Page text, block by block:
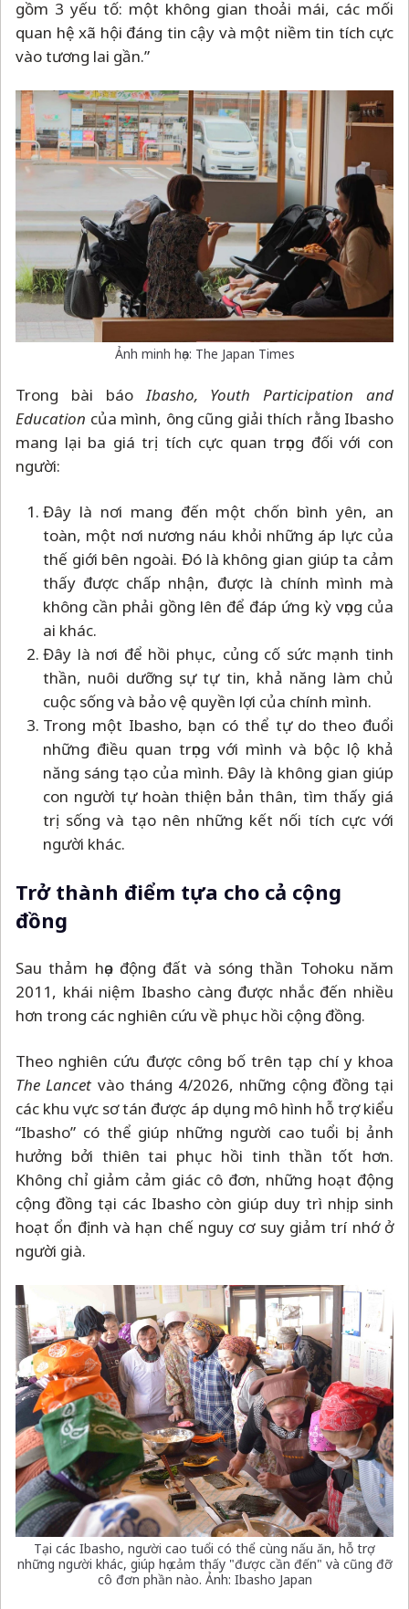
gồm 3 yếu tố: một không gian thoải mái, các mối
quan hệ xã hội đáng tin cậy và một niềm tin tích cực
vào tương lai gần.”
Ảnh minh họa: The Japan Times
Trong bài báoIbasho, Youth Participation and
Education của mình, ông cũng giải thích rằng Ibasho
mang lại ba giá trị tích cực quan trọng đối với con
người:
Đây là nơi mang đến một chốn bình yên, an
toàn, một nơi nương náu khỏi những áp lực của
thế giới bên ngoài. Đó là không gian giúp ta cảm
thấy được chấp nhận, được là chính mình mà
không cần phải gồng lên để đáp ứng kỳ vọng của
ai khác.
Đây là nơi để hồi phục, củng cố sức mạnh tinh
thần, nuôi dưỡng sự tự tin, khả năng làm chủ
cuộc sống và bảo vệ quyền lợi của chính mình.
Trong một Ibasho, bạn có thể tự do theo đuổi
những điều quan trọng với mình và bộc lộ khả
năng sáng tạo của mình. Đây là không gian giúp
con người tự hoàn thiện bản thân, tìm thấy giá
trị sống và tạo nên những kết nối tích cực với
người khác.
Trở thành điểm tựa cho cả cộng
đồng
Sau thảm họa động đất và sóng thần Tohoku năm
2011, khái niệm Ibasho càng được nhắc đến nhiều
hơn trong các nghiên cứu về phục hồi cộng đồng.
Theo nghiên cứu được công bố trên tạp chí y khoa
The Lancet vào tháng 4/2026, những cộng đồng tại
các khu vực sơ tán được áp dụng mô hình hỗ trợ kiểu
“Ibasho” có thể giúp những người cao tuổi bị ảnh
hưởng bởi thiên tai phục hồi tinh thần tốt hơn.
Không chỉ giảm cảm giác cô đơn, những hoạt động
cộng đồng tại các Ibasho còn giúp duy trì nhịp sinh
hoạt ổn định và hạn chế nguy cơ suy giảm trí nhớ ở
người già.
Tại các Ibasho, người cao tuổi có thể cùng nấu ăn, hỗ trợ
những người khác, giúp họ cảm thấy "được cần đến" và cũng đỡ
cô đơn phần nào. Ảnh: Ibasho Japan